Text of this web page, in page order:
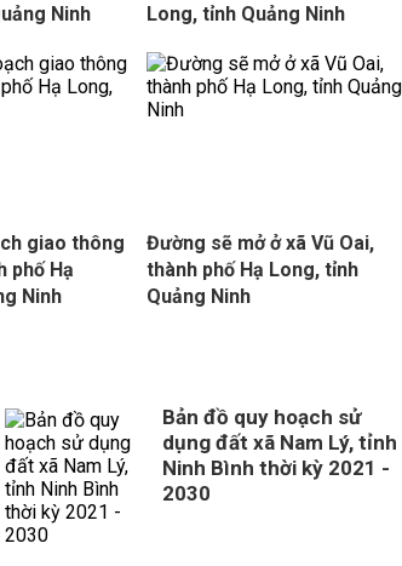
Ninh
Long, tỉnh Quảng Ninh
giao thông
phố Hạ
Ninh
Đường sẽ mở ở xã Vũ Oai,
thành phố Hạ Long, tỉnh
Quảng Ninh
Bản đồ quy hoạch sử
dụng đất xã Nam Lý, tỉnh
Ninh Bình thời kỳ 2021 -
2030